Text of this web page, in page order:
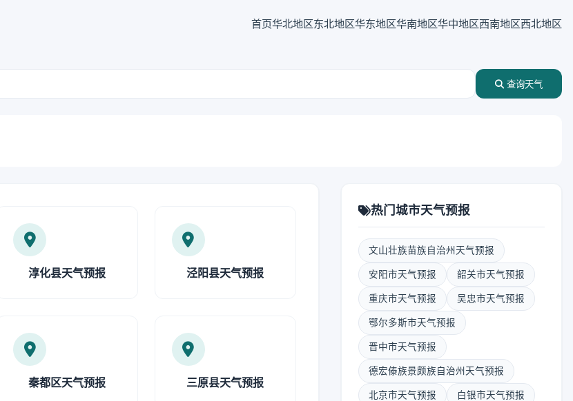
首页华北地区东北地区华东地区华南地区华中地区西南地区西北地区
查询天气
淳化县天气预报 泾阳县天气预报
秦都区天气预报 三原县天气预报
热门城市天气预报
文山壮族苗族自治州天气预报
安阳市天气预报 韶关市天气预报
重庆市天气预报 吴忠市天气预报
鄂尔多斯市天气预报
晋中市天气预报
德宏傣族景颇族自治州天气预报
北京市天气预报 白银市天气预报